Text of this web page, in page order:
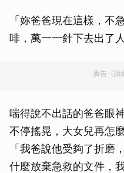
「妳爸爸現在這樣，不
啡，萬一一針下去出了
廣告（請
喘得說不出話的爸爸眼
不停搖晃，大女兒再怎
「我爸說他受夠了折磨
什麼放棄急救的文件，